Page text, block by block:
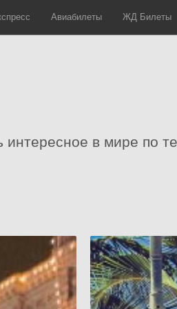
Авиабилеты ЖД Билеты
интересное в мире по